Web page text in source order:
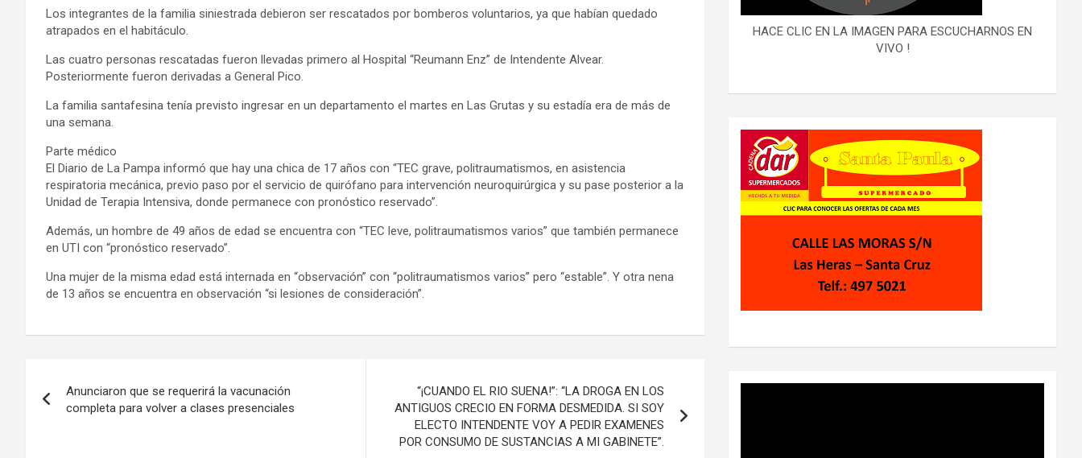
Los integrantes de la familia siniestrada debieron ser rescatados por bomberos voluntarios, ya que habían quedado
atrapados en el habitáculo.
Las cuatro personas rescatadas fueron llevadas primero al Hospital “Reumann Enz” de Intendente Alvear.
Posteriormente fueron derivadas a General Pico.
La familia santafesina tenía previsto ingresar en un departamento el martes en Las Grutas y su estadía era de más de
una semana.
Parte médico
El Diario de La Pampa informó que hay una chica de 17 años con “TEC grave, politraumatismos, en asistencia
respiratoria mecánica, previo paso por el servicio de quirófano para intervención neuroquirúrgica y su pase posterior a la
Unidad de Terapia Intensiva, donde permanece con pronóstico reservado”.
Además, un hombre de 49 años de edad se encuentra con “TEC leve, politraumatismos varios” que también permanece
en UTI con “pronóstico reservado”.
Una mujer de la misma edad está internada en “observación” con “politraumatismos varios” pero “estable”. Y otra nena
de 13 años se encuentra en observación “si lesiones de consideración”.
de
Anunciaron que se requerirá la vacunación
completa para volver a clases presenciales
“¡CUANDO EL RIO SUENA!”: “LA DROGA EN LOS
ANTIGUOS CRECIO EN FORMA DESMEDIDA. SI SOY
ELECTO INTENDENTE VOY A PEDIR EXAMENES
POR CONSUMO DE SUSTANCIAS A MI GABINETE”.
HACE CLIC EN LA IMAGEN PARA ESCUCHARNOS EN
VIVO !